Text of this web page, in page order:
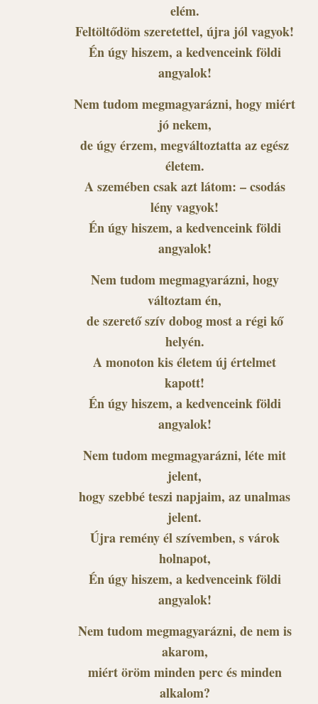
elém.
Feltöltődöm szeretettel, újra jól vagyok!
Én úgy hiszem, a kedvenceink földi
angyalok!
Nem tudom megmagyarázni, hogy miért
jó nekem,
de úgy érzem, megváltoztatta az egész
életem.
A szemében csak azt látom: – csodás
lény vagyok!
Én úgy hiszem, a kedvenceink földi
angyalok!
Nem tudom megmagyarázni, hogy
változtam én,
de szerető szív dobog most a régi kő
helyén.
A monoton kis életem új értelmet
kapott!
Én úgy hiszem, a kedvenceink földi
angyalok!
Nem tudom megmagyarázni, léte mit
jelent,
hogy szebbé teszi napjaim, az unalmas
jelent.
Újra remény él szívemben, s várok
holnapot,
Én úgy hiszem, a kedvenceink földi
angyalok!
Nem tudom megmagyarázni, de nem is
akarom,
miért öröm minden perc és minden
alkalom?